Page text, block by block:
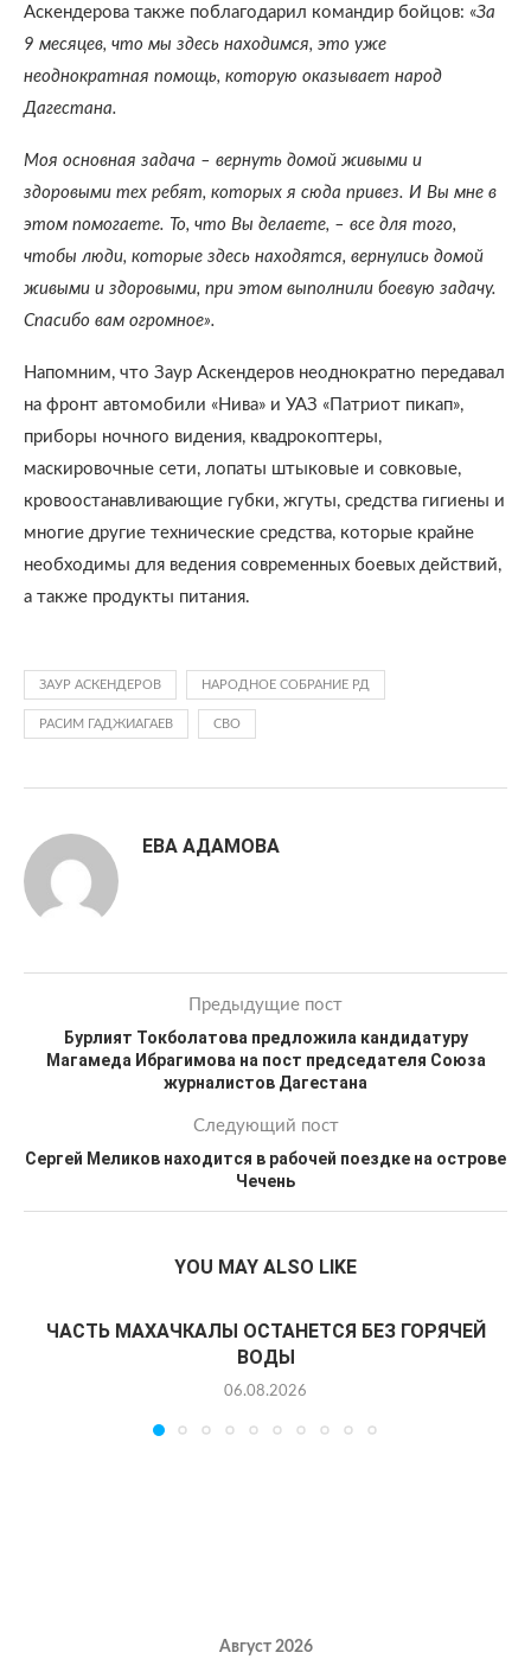
Аскендерова также поблагодарил командир бойцов: «За
9 месяцев, что мы здесь находимся, это уже
неоднократная помощь, которую оказывает народ
Дагестана.
Моя основная задача – вернуть домой живыми и
здоровыми тех ребят, которых я сюда привез. И Вы мне в
этом помогаете. То, что Вы делаете, – все для того,
чтобы люди, которые здесь находятся, вернулись домой
живыми и здоровыми, при этом выполнили боевую задачу.
Спасибо вам огромное».​
Напомним, что Заур Аскендеров неоднократно передавал
на фронт автомобили «Нива» и УАЗ «Патриот пикап»,
приборы ночного видения, квадрокоптеры,
маскировочные сети, лопаты штыковые и совковые,
кровоостанавливающие губки, жгуты, средства гигиены и
многие другие технические средства, которые крайне
необходимы для ведения современных боевых действий,
а также продукты питания.
ЗАУР АСКЕНДЕРОВ НАРОДНОЕ СОБРАНИЕ РД
РАСИМ ГАДЖИАГАЕВ СВО
ЕВА АДАМОВА
Предыдущие пост
Бурлият Токболатова предложила кандидатуру
Магамеда Ибрагимова на пост председателя Союза
журналистов Дагестана
Следующий пост
Сергей Меликов находится в рабочей поездке на острове
Чечень
YOU MAY ALSO LIKE
ЧАСТЬ МАХАЧКАЛЫ ОСТАНЕТСЯ БЕЗ ГОРЯЧЕЙ
ВОДЫ
06.08.2026
Август 2026